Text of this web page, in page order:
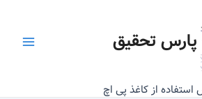
پارس تحقیق
از کاغذ پی اچ